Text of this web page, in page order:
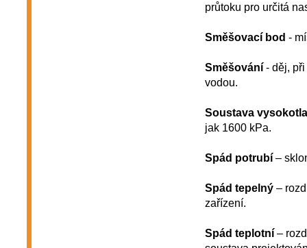
průtoku pro určitá
Směšovací bod -
Směšování- děj, při
vodou.
Soustava
jak 1600 kPa.
Spád potrubí–
Spád tepelný–
zařízení.
Spád teplotní–